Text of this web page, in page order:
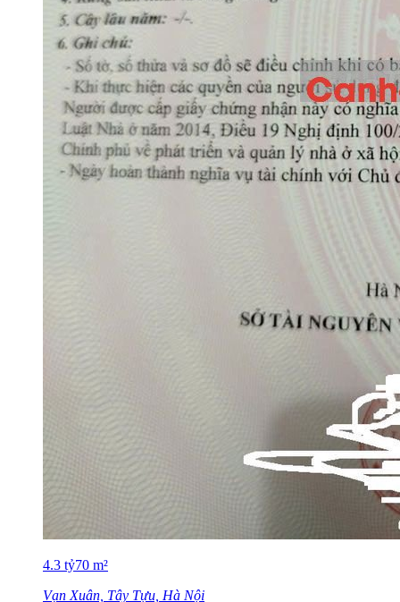
4.3 tỷ70 m²
Vạn Xuân, Tây Tựu, Hà Nội